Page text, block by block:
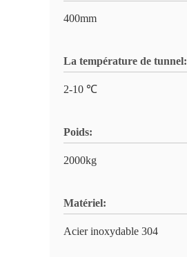
400mm
La température de tunnel:
2-10 ℃
Poids:
2000kg
Matériel:
Acier inoxydable 304